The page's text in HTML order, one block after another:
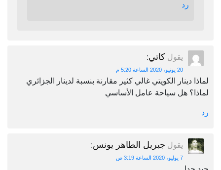
رد
يقول كاتي:
20 يونيو، 2020 الساعة 5:20 م
لماذا دينار الكويتي غالي كثير مقارنة بنسبة لدينار الجزائري
لماذا؟ هل سياحة عامل الأساسي
رد
يقول جبريل الطاهر يونس:
7 يوليو، 2020 الساعة 3:19 ص